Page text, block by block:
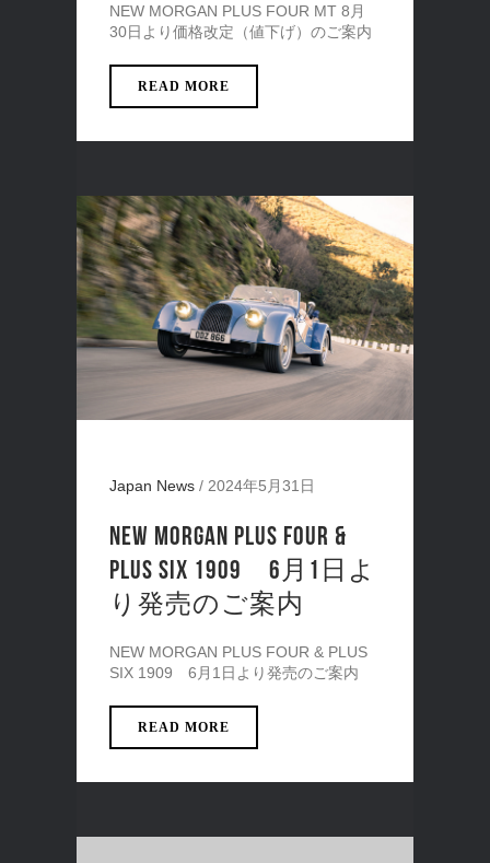
NEW MORGAN PLUS FOUR MT 8月
30日より価格改定（値下げ）のご案内
READ MORE
Japan News / 2024年5月31日
NEW MORGAN PLUS FOUR &
PLUS SIX 1909 6月1日よ
り発売のご案内
NEW MORGAN PLUS FOUR & PLUS
SIX 1909 6月1日より発売のご案内
READ MORE